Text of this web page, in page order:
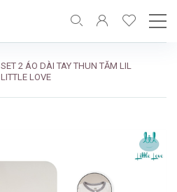
SET 2 ÁO DÀI TAY THUN TĂM LIL
LITTLE LOVE